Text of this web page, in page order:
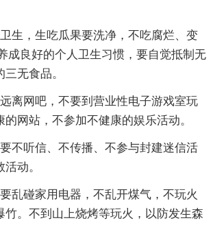
生，生吃瓜果要洗净，不吃腐烂、变
成良好的个人卫生习惯，要自觉抵制无
无食品。
离网吧，不要到营业性电子游戏室玩
网站，不参加不健康的娱乐活动。
不听信、不传播、不参与封建迷信活
动。
乱碰家用电器，不乱开煤气，不玩火
竹。不到山上烧烤等玩火，以防发生森